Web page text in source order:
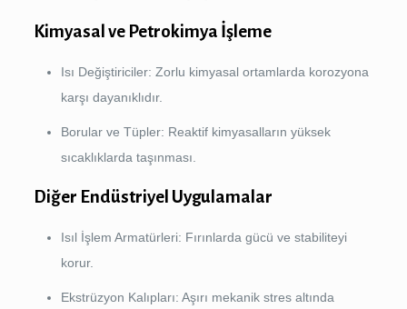
Kimyasal ve Petrokimya İşleme
Isı Değiştiriciler: Zorlu kimyasal ortamlarda korozyona
karşı dayanıklıdır.
Borular ve Tüpler: Reaktif kimyasalların yüksek
sıcaklıklarda taşınması.
Diğer Endüstriyel Uygulamalar
Isıl İşlem Armatürleri: Fırınlarda gücü ve stabiliteyi
korur.
Ekstrüzyon Kalıpları: Aşırı mekanik stres altında